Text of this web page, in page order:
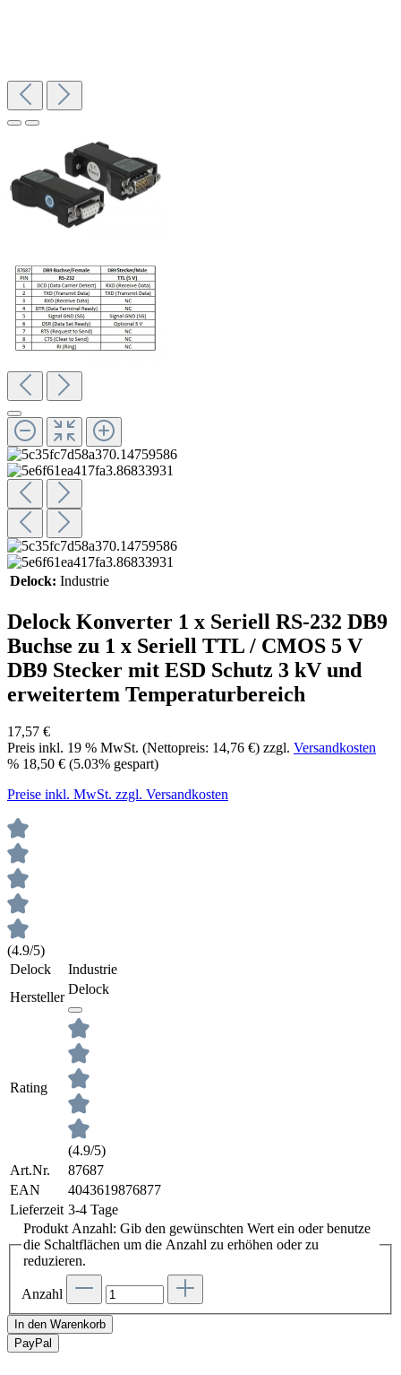
Delock: Industrie
Delock Konverter 1 x Seriell RS-232 DB9
Buchse zu 1 x Seriell TTL / CMOS 5 V
DB9 Stecker mit ESD Schutz 3 kV und
erweitertem Temperaturbereich
17,57 €
Preis inkl. 19 % MwSt. (Nettopreis: 14,76 €) zzgl. Versandkosten
% 18,50 € (5.03% gespart)
Preise inkl. MwSt. zzgl. Versandkosten
(4.9/5)
Delock
Industrie
Hersteller
Delock
Rating
(4.9/5)
Art.Nr.
87687
EAN
4043619876877
Lieferzeit 3-4 Tage
Produkt Anzahl: Gib den gewünschten Wert ein oder benutze
die Schaltflächen um die Anzahl zu erhöhen oder zu
reduzieren.
Anzahl
In den Warenkorb
PayPal